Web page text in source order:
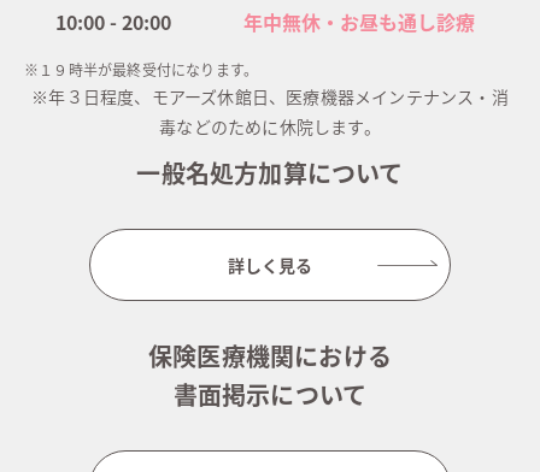
10:00 - 20:00 年中無休・お昼も通し診療
※１９時半が最終受付になります。
※年３日程度、モアーズ休館日、医療機器メインテナンス・消
毒などのために休院します。
一般名処方加算について
詳しく見る
保険医療機関における
書面掲示について